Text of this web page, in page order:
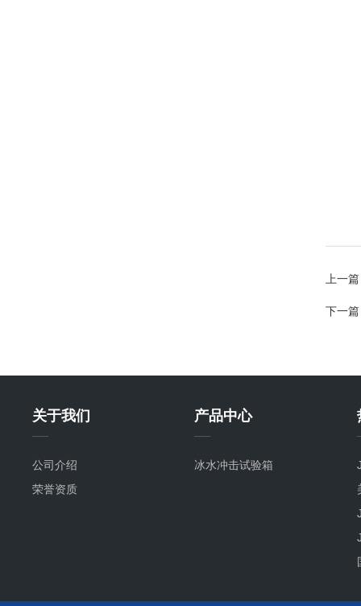
上一
下一
关于我们
公司介绍
荣誉资质
产品中心
冰水冲击试验箱